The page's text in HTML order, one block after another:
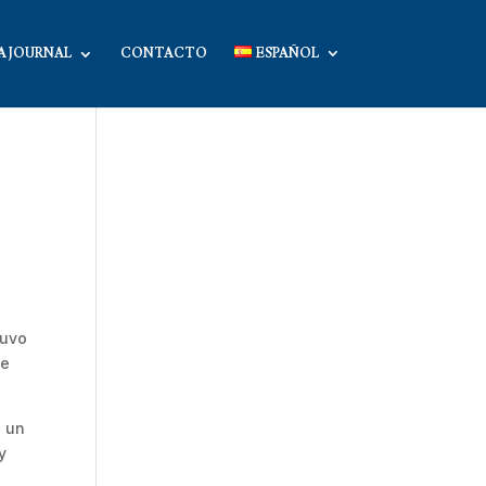
JOURNAL CONTACTO ESPAÑOL
un